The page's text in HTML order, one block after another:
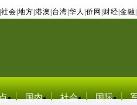
社会 地方 港澳 台湾 华人 侨网 财经 金融
国内 社会 国际